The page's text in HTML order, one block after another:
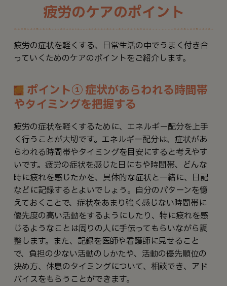
疲労のケアのポイント
疲労の症状を軽くする、日常生活の中でうまく付き合
っていくためのケアのポイントをご紹介します。
ポイント① 症状があらわれる時間帯
やタイミングを把握する
疲労の症状を軽くするために、エネルギー配分を上手
く行うことが大切です。エネルギー配分は、症状があ
らわれる時間帯やタイミングを目安にすると考えやす
いです。疲労の症状を感じた日にちや時間帯、どんな
時に疲れを感じたかを、具体的な症状と一緒に、日記
などに記録するとよいでしょう。自分のパターンを憶
えておくことで、症状をあまり強く感じない時間帯に
優先度の高い活動をするようにしたり、特に疲れを感
じるようなことは周りの人に手伝ってもらいながら調
整します。また、記録を医師や看護師に見せること
で、負担の少ない活動のしかたや、活動の優先順位の
決め方、休息のタイミングについて、相談でき、アド
バイスをもらうことができます。